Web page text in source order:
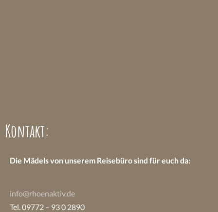
Kontakt:
Die Mädels von unserem Reisebüro sind für euch da:
info@rhoenaktiv.de
Tel. 09772 – 93 0 2890